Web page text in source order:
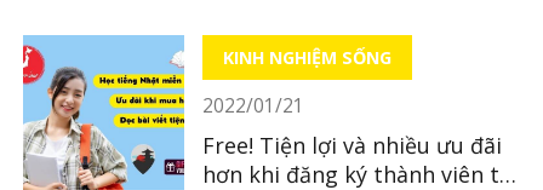
KINH NGHIỆM SỐNG
2022/01/21
Free! Tiện lợi và nhiều ưu đãi
hơn khi đăng ký thành viên tại